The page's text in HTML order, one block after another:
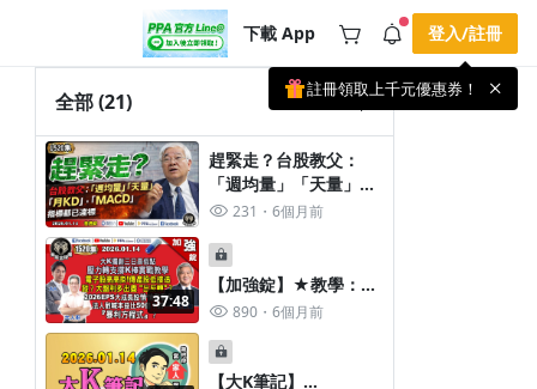
下載 App
載 APP 領取獎勵，隨時吸收新知識
手機掃描下載
🌞 PPA 避暑津貼．冷氣房升級｜
期間快閃活動
🥵 酷暑限時快閃｜單筆滿 NT$2,500 現
折 NT$300、再贈最高 2% 點數回饋！
🚀 酷暑來襲．偷偷在冷氣房升級 📈
⭐️ 【冷氣房進修 限時開跑】◾單筆滿
NT$2,500 現折 NT$300◾活動期間：即
日起 - 8/13（只有一週）-📣 酷暑季好康
\ 再加碼 /→ 點數回饋無上限🔥購買任一
課程 or 訂閱✅ 消費即享回饋 1% 點數
✅ 滿 $5,000 回饋 2% 點數🎁 此為 PPA
官方帳號 Line@ 專屬活動，加入好友👉
享有「渠道專屬活動」及「個人化推
播」！
2 天前
查看全部
登入/註冊
註冊領取上千元優惠券！
全部(21)
趕緊走？台股教父：
「週均量」「天量」
「月KD」「MACD」指
錢爆》普通錠
2026.0114 #大K分析師
(曾煥文) #杜金龍 #大
人哥(賴慶浚)(2026|四
個號馬|演講會)
231 6個月前
37:48
【加強錠】★教學：大
K三日高低點壓力轉支
(曾煥文) #杜金龍 #大
人哥《我是金錢爆》
890 6個月前
【大K筆記】